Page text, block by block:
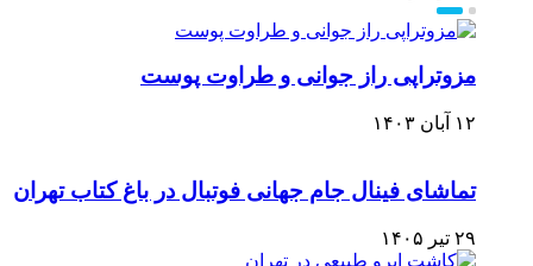
مزوتراپی راز جوانی و طراوت پوست
۱۲ آبان ۱۴۰۳
تماشای فینال جام جهانی فوتبال در باغ کتاب تهران
۲۹ تیر ۱۴۰۵